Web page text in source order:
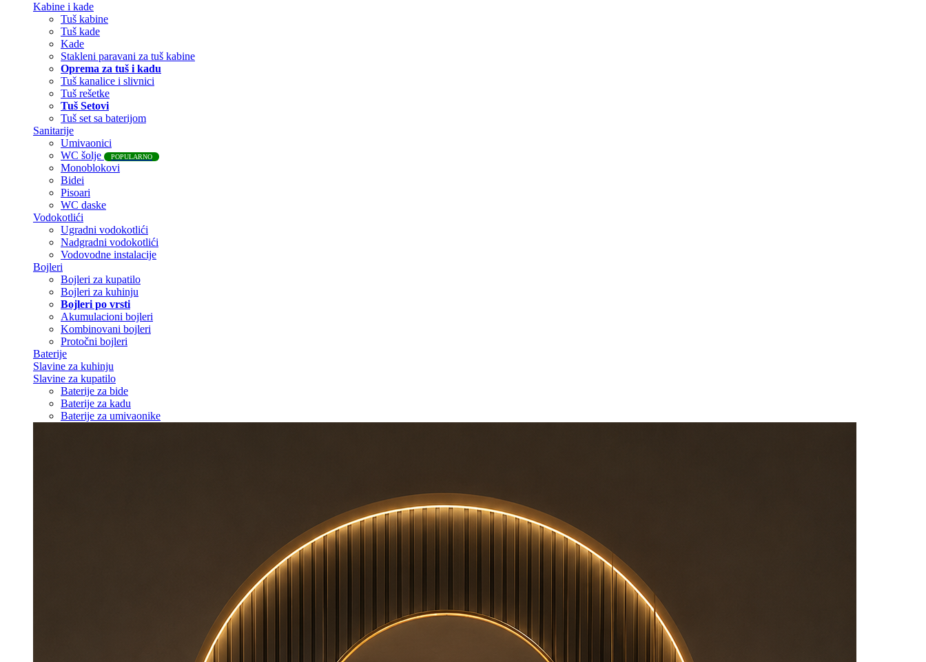
Kabine i kade
Tuš kabine
Tuš kade
Kade
Stakleni paravani za tuš kabine
Oprema za tuš i kadu
Tuš kanalice i slivnici
Tuš rešetke
Tuš Setovi
Tuš set sa baterijom
Sanitarije
Umivaonici
WC šolje
POPULARNO
Monoblokovi
Bidei
Pisoari
WC daske
Vodokotlići
Ugradni vodokotlići
Nadgradni vodokotlići
Vodovodne instalacije
Bojleri
Bojleri za kupatilo
Bojleri za kuhinju
Bojleri po vrsti
Akumulacioni bojleri
Kombinovani bojleri
Protočni bojleri
Baterije
Slavine za kuhinju
Slavine za kupatilo
Baterije za bide
Baterije za kadu
Baterije za umivaonike